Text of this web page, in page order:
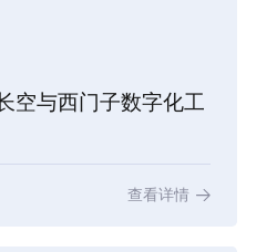
空与西门子数字化工
查看详情